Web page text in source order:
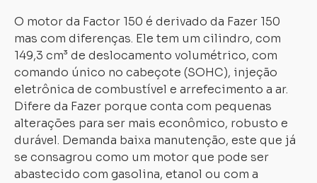
O motor da Factor 150 é derivado da Fazer 150
mas com diferenças. Ele tem um cilindro, com
149,3 cm³ de deslocamento volumétrico, com
comando único no cabeçote (SOHC), injeção
eletrônica de combustível e arrefecimento a ar.
Difere da Fazer porque conta com pequenas
alterações para ser mais econômico, robusto e
durável. Demanda baixa manutenção, este que já
se consagrou como um motor que pode ser
abastecido com gasolina, etanol ou com a